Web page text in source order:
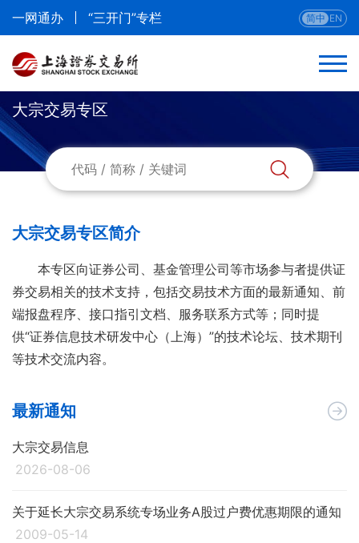
一网通办 “三开门”专栏 简中 EN
返回
专栏首页
大宗交易专区
大宗交易专区简介
本专区向证券公司、基金管理公司等市场参与者提供证
券交易相关的技术支持，包括交易技术方面的最新通知、前
端报盘程序、接口指引文档、服务联系方式等；同时提
供“证券信息技术研发中心（上海）”的技术论坛、技术期刊
等技术交流内容。
最新通知
2026-08-06
大宗交易信息
2009-05-14
关于延长大宗交易系统专场业务A股过户费优惠期限的通知